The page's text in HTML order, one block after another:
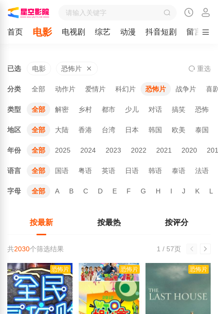
首页 电影 电视剧 综艺 动漫 抖音短剧 留言
已选 电影 恐怖片 重选
分类 全部 动作片 爱情片 科幻片 恐怖片 战争片 喜
类型 全部 解密 乡村 都市 少儿 对话 搞笑 恐怖
地区 全部 大陆 香港 台湾 日本 韩国 欧美 泰国
年份 全部 2025 2024 2023 2022 2021 2020
语言 全部 国语 粤语 英语 日语 韩语 泰语 法语
字母 全部 A B C D E F G H I J K L
按最新 按最热 按评分
1 / 57页
共2030个筛选结果
恐怖片 恐怖片 恐怖片